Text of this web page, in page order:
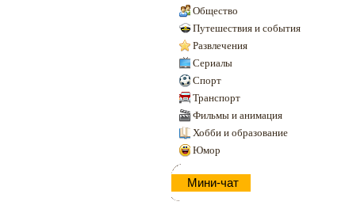
Общество
Путешествия и события
Развлечения
Сериалы
Спорт
Транспорт
Фильмы и анимация
Хобби и образование
Юмор
Мини-чат